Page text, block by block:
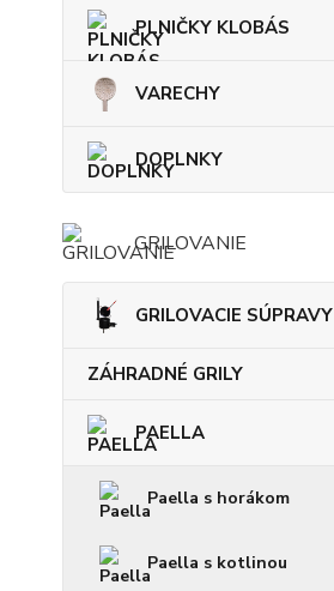
PLNIČKY KLOBÁS
VARECHY
DOPLNKY
GRILOVANIE
GRILOVACIE SÚPRAVY
ZÁHRADNÉ GRILY
PAELLA
Paella s horákom
Paella s kotlinou